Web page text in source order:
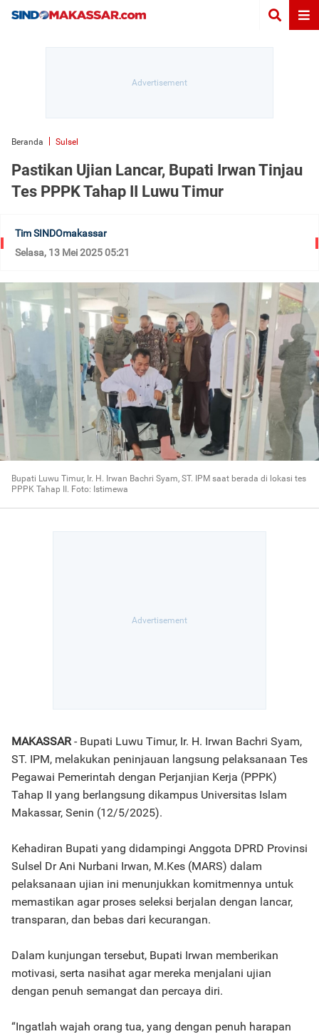
Beranda Sulsel
Pastikan Ujian Lancar, Bupati Irwan Tinjau
Tes PPPK Tahap II Luwu Timur
Tim SINDOmakassar
Selasa, 13 Mei 2025 05:21
Bupati Luwu Timur, Ir. H. Irwan Bachri Syam, ST. IPM saat berada di lokasi tes
PPPK Tahap II. Foto: Istimewa
MAKASSAR- Bupati Luwu Timur, Ir. H. Irwan Bachri Syam,
ST. IPM, melakukan peninjauan langsung pelaksanaan Tes
Pegawai Pemerintah dengan Perjanjian Kerja (PPPK)
Tahap II yang berlangsung dikampus Universitas Islam
Makassar, Senin (12/5/2025).
Kehadiran Bupati yang didampingi Anggota DPRD Provinsi
Sulsel Dr Ani Nurbani Irwan, M.Kes (MARS) dalam
pelaksanaan ujian ini menunjukkan komitmennya untuk
memastikan agar proses seleksi berjalan dengan lancar,
transparan, dan bebas dari kecurangan.
Dalam kunjungan tersebut, Bupati Irwan memberikan
motivasi, serta nasihat agar mereka menjalani ujian
dengan penuh semangat dan percaya diri.
“Ingatlah wajah orang tua, yang dengan penuh harapan